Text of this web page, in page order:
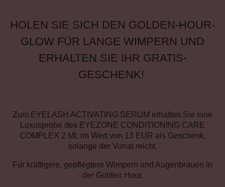
HOLEN SIE SICH DEN GOLDEN-HOUR-
GLOW FÜR LANGE WIMPERN UND
ERHALTEN SIE IHR GRATIS-
GESCHENK!
Zum EYELASH ACTIVATING SERUM erhalten Sie eine
Luxusprobe des EYEZONE CONDITIONING CARE
COMPLEX 2 ML im Wert von 13 EUR als Geschenk,
solange der Vorrat reicht.
Für kräftigere, gepflegtere Wimpern und Augenbrauen in
der Golden Hour.